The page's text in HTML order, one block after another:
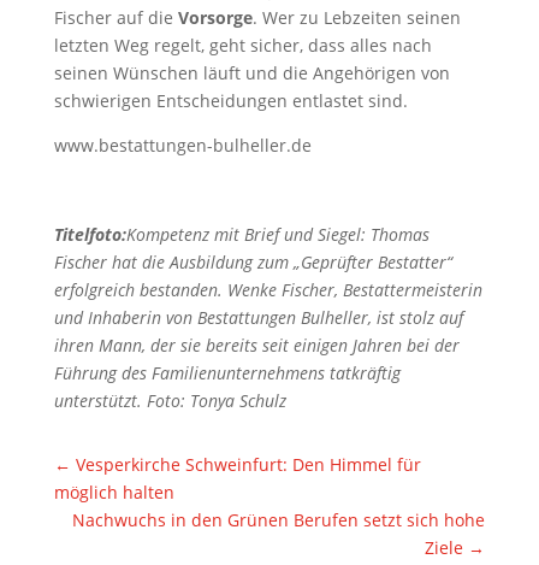
Fischer auf die Vorsorge. Wer zu Lebzeiten seinen
letzten Weg regelt, geht sicher, dass alles nach
seinen Wünschen läuft und die Angehörigen von
schwierigen Entscheidungen entlastet sind.
www.bestattungen-bulheller.de
Titelfoto:Kompetenz mit Brief und Siegel: Thomas
Fischer hat die Ausbildung zum „Geprüfter Bestatter“
erfolgreich bestanden. Wenke Fischer, Bestattermeisterin
und Inhaberin von Bestattungen Bulheller, ist stolz auf
ihren Mann, der sie bereits seit einigen Jahren bei der
Führung des Familienunternehmens tatkräftig
unterstützt. Foto: Tonya Schulz
← Vesperkirche Schweinfurt: Den Himmel für
möglich halten
Nachwuchs in den Grünen Berufen setzt sich hohe
Ziele →